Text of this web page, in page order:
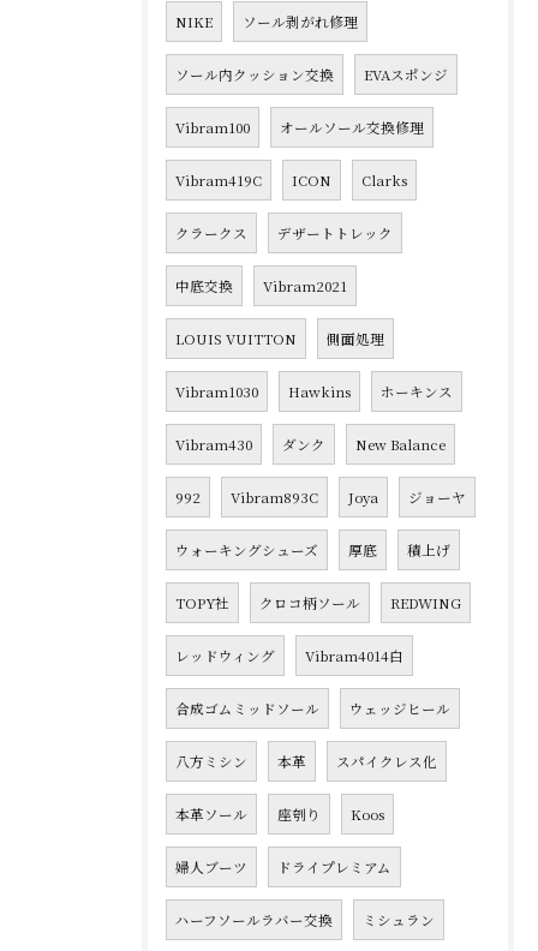
NIKE ソール剥がれ修理
ソール内クッション交換 EVAスポンジ
Vibram100 オールソール交換修理
Vibram419C ICON Clarks
クラークス デザートトレック
中底交換 Vibram2021
LOUIS VUITTON 側面処理
Vibram1030 Hawkins ホーキンス
Vibram430 ダンク New Balance
992 Vibram893C Joya ジョーヤ
ウォーキングシューズ 厚底 積上げ
TOPY社 クロコ柄ソール REDWING
レッドウィング Vibram4014白
合成ゴムミッドソール ウェッジヒール
八方ミシン 本革 スパイクレス化
本革ソール 座刳り Koos
婦人ブーツ ドライプレミアム
ハーフソールラバー交換 ミシュラン